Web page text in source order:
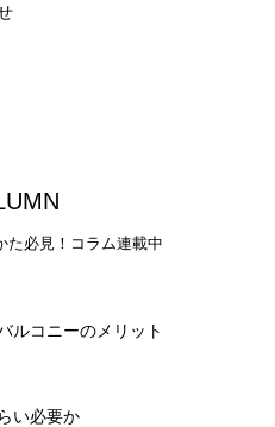
UMN
た必見！コラム連載中
ルコニーのメリット
い必要か